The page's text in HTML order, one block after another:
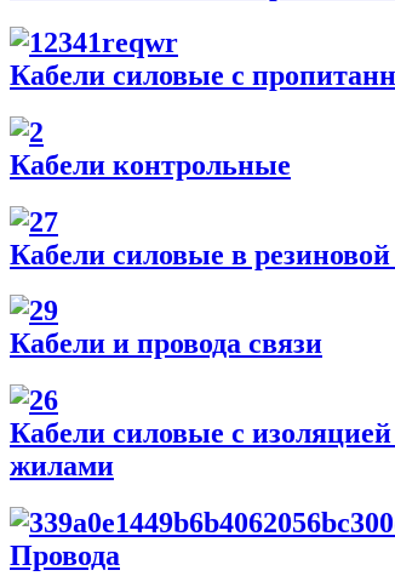
Кабели силовые с
Кабели контрольные
Кабели силовые в
Кабели и провода связи
Кабели силовые с
жилами
Провода